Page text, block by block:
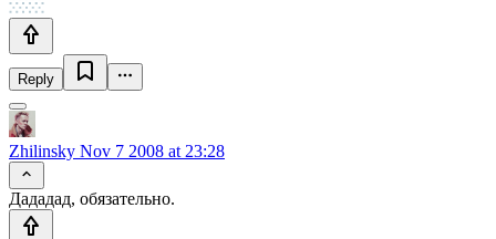
Reply
Zhilinsky Nov 7 2008 at 23:28
Дададад, обязательно.